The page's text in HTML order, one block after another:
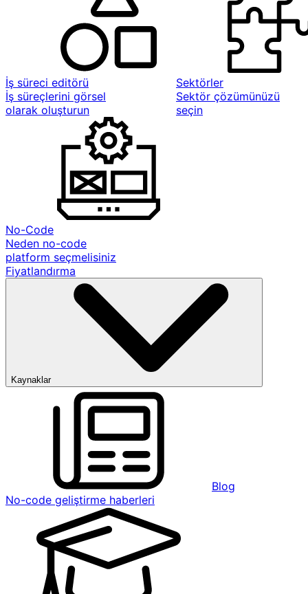
İş süreci editörü
İş süreçlerini görsel
olarak oluşturun
Sektörler
Sektör çözümünüzü
seçin
No-Code
Neden no-code
platform seçmelisiniz
Fiyatlandırma
Kaynaklar
Blog
No-code geliştirme haberleri